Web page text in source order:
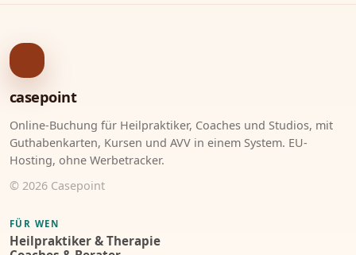
casepoint
Online-Buchung für Heilpraktiker, Coaches und Studios, mit
Guthabenkarten, Kursen und AVV in einem System. EU-
Hosting, ohne Werbetracker.
© 2026 Casepoint
FÜR WEN
Heilpraktiker & Therapie